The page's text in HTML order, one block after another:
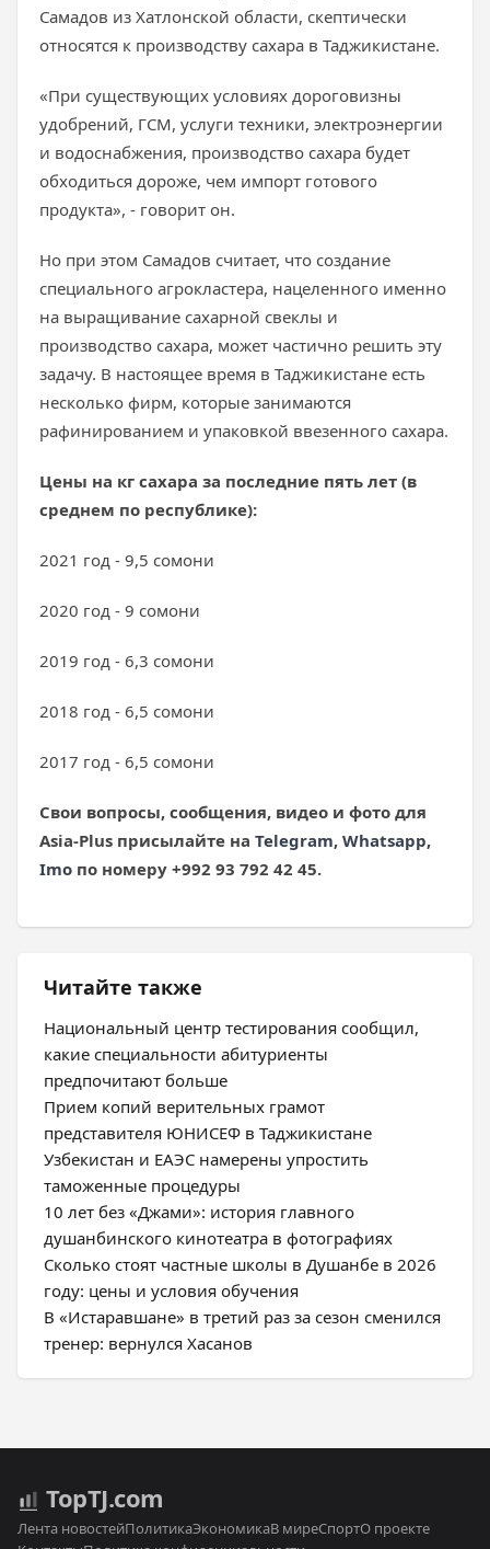
Самадов из Хатлонской области, скептически
относятся к производству сахара в Таджикистане.
«При существующих условиях дороговизны
удобрений, ГСМ, услуги техники, электроэнергии
и водоснабжения, производство сахара будет
обходиться дороже, чем импорт готового
продукта», - говорит он.
Но при этом Самадов считает, что создание
специального агрокластера, нацеленного именно
на выращивание сахарной свеклы и
производство сахара, может частично решить эту
задачу. В настоящее время в Таджикистане есть
несколько фирм, которые занимаются
рафинированием и упаковкой ввезенного сахара.
Цены на кг сахара за последние пять лет (в
среднем по республике):
2021 год - 9,5 сомони
2020 год - 9 сомони
2019 год - 6,3 сомони
2018 год - 6,5 сомони
2017 год - 6,5 сомони
Свои вопросы, сообщения, видео и фото для
Asia-Plus присылайте на Telegram, Whatsapp,
Imo по номеру +992 93 792 42 45.
Читайте также
Национальный центр тестирования сообщил,
какие специальности абитуриенты
предпочитают больше
Прием копий верительных грамот
представителя ЮНИСЕФ в Таджикистане
Узбекистан и ЕАЭС намерены упростить
таможенные процедуры
10 лет без «Джами»: история главного
душанбинского кинотеатра в фотографиях
Сколько стоят частные школы в Душанбе в 2026
году: цены и условия обучения
В «Истаравшане» в третий раз за сезон сменился
тренер: вернулся Хасанов
TopTJ.com
Лента новостейПолитикаЭкономикаВ миреСпортО проекте